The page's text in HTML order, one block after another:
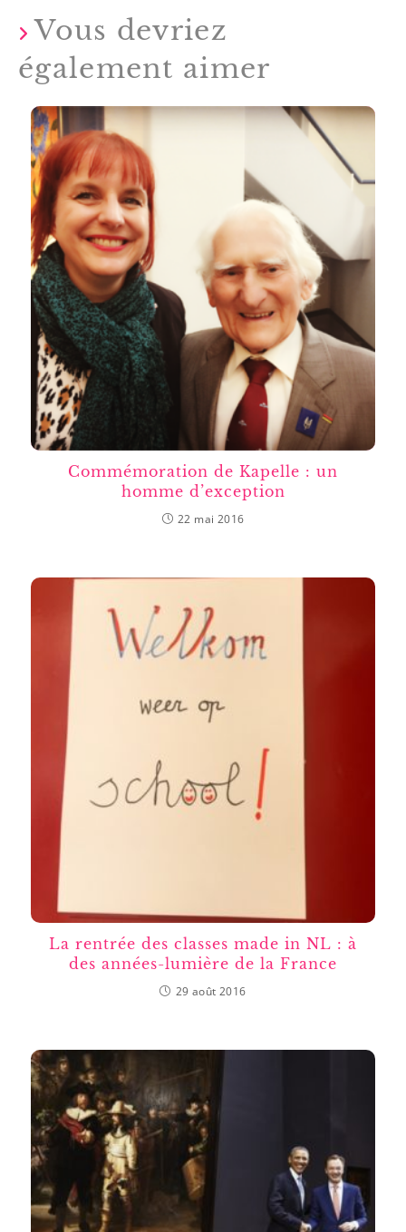
Vous devriez
également aimer
Commémoration de Kapelle : un
homme d’exception
22 mai 2016
La rentrée des classes made in NL : à
des années-lumière de la France
29 août 2016